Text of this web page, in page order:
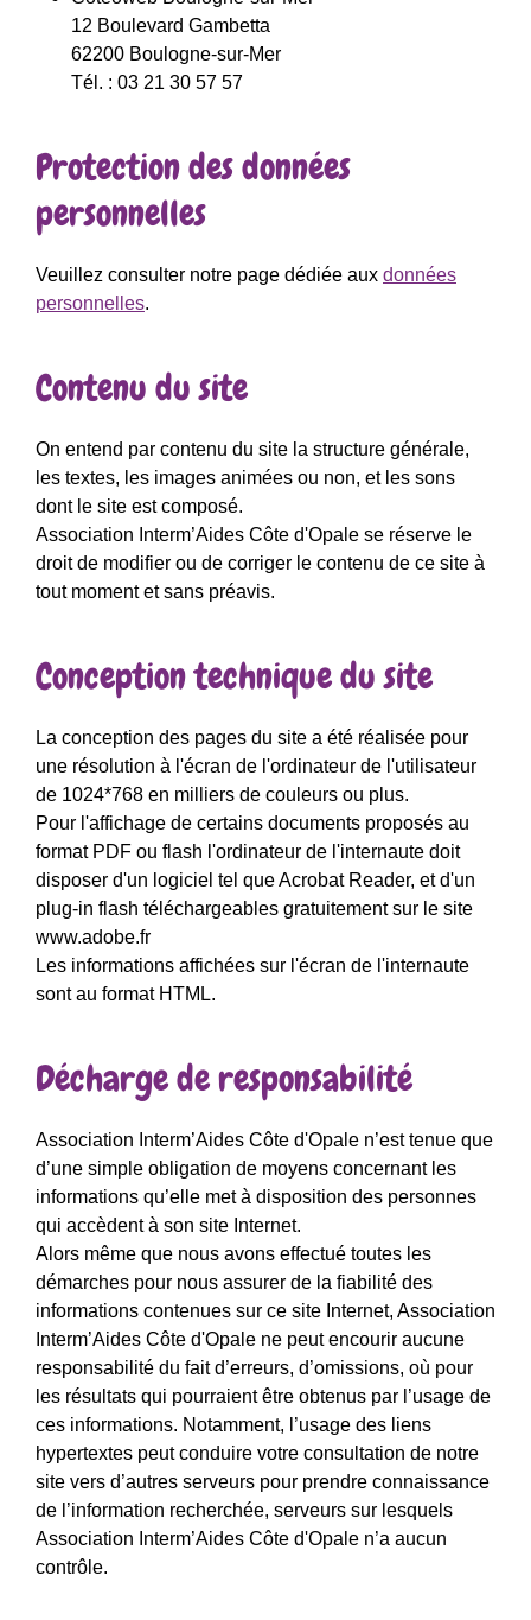
12 Boulevard Gambetta
62200 Boulogne-sur-Mer
Tél. : 03 21 30 57 57
Protection des données
personnelles
Veuillez consulter notre page dédiée aux données
personnelles.
Contenu du site
On entend par contenu du site la structure générale,
les textes, les images animées ou non, et les sons
dont le site est composé.
Association Interm’Aides Côte d'Opale se réserve le
droit de modifier ou de corriger le contenu de ce site à
tout moment et sans préavis.
Conception technique du site
La conception des pages du site a été réalisée pour
une résolution à l'écran de l'ordinateur de l'utilisateur
de 1024*768 en milliers de couleurs ou plus.
Pour l'affichage de certains documents proposés au
format PDF ou flash l'ordinateur de l'internaute doit
disposer d'un logiciel tel que Acrobat Reader, et d'un
plug-in flash téléchargeables gratuitement sur le site
www.adobe.fr
Les informations affichées sur l'écran de l'internaute
sont au format HTML.
Décharge de responsabilité
Association Interm’Aides Côte d'Opale n’est tenue que
d’une simple obligation de moyens concernant les
informations qu’elle met à disposition des personnes
qui accèdent à son site Internet.
Alors même que nous avons effectué toutes les
démarches pour nous assurer de la fiabilité des
informations contenues sur ce site Internet, Association
Interm’Aides Côte d'Opale ne peut encourir aucune
responsabilité du fait d’erreurs, d’omissions, où pour
les résultats qui pourraient être obtenus par l’usage de
ces informations. Notamment, l’usage des liens
hypertextes peut conduire votre consultation de notre
site vers d’autres serveurs pour prendre connaissance
de l’information recherchée, serveurs sur lesquels
Association Interm’Aides Côte d'Opale n’a aucun
contrôle.